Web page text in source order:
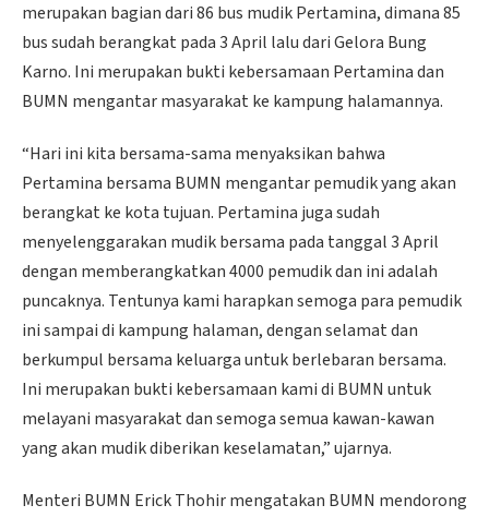
merupakan bagian dari 86 bus mudik Pertamina, dimana 85
bus sudah berangkat pada 3 April lalu dari Gelora Bung
Karno. Ini merupakan bukti kebersamaan Pertamina dan
BUMN mengantar masyarakat ke kampung halamannya.
“Hari ini kita bersama-sama menyaksikan bahwa
Pertamina bersama BUMN mengantar pemudik yang akan
berangkat ke kota tujuan. Pertamina juga sudah
menyelenggarakan mudik bersama pada tanggal 3 April
dengan memberangkatkan 4000 pemudik dan ini adalah
puncaknya. Tentunya kami harapkan semoga para pemudik
ini sampai di kampung halaman, dengan selamat dan
berkumpul bersama keluarga untuk berlebaran bersama.
Ini merupakan bukti kebersamaan kami di BUMN untuk
melayani masyarakat dan semoga semua kawan-kawan
yang akan mudik diberikan keselamatan,” ujarnya.
Menteri BUMN Erick Thohir mengatakan BUMN mendorong